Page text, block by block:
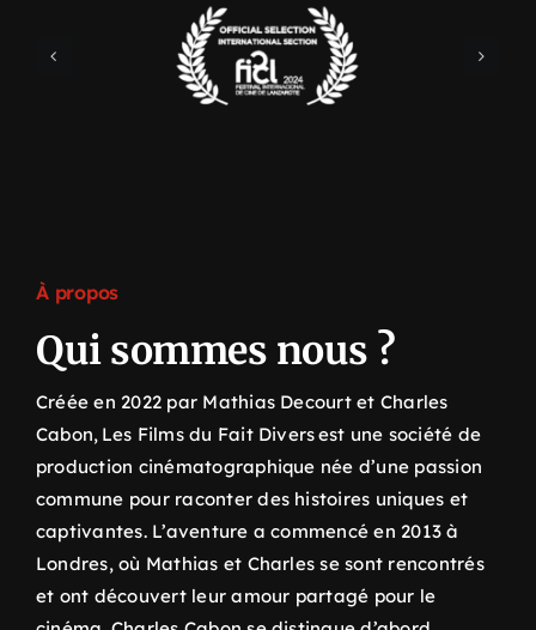
À propos
Qui sommes nous ?
Créée en 2022 par Mathias Decourt et Charles
Cabon, Les Films du Fait Divers est une société de
production cinématographique née d’une passion
commune pour raconter des histoires uniques et
captivantes. L’aventure a commencé en 2013 à
Londres, où Mathias et Charles se sont rencontrés
et ont découvert leur amour partagé pour le